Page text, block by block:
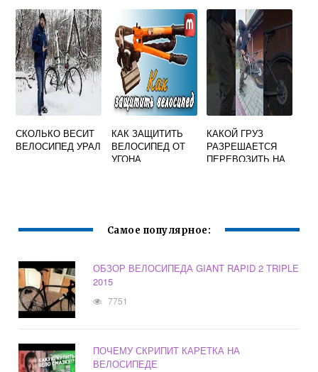
ЛУЧШЕ
СКОЛЬКО ВЕСИТ
ВЕЛОСИПЕД УРАЛ
КАК ЗАЩИТИТЬ
ВЕЛОСИПЕД ОТ
УГОНА
КАКОЙ ГРУЗ
РАЗРЕШАЕТСЯ
ПЕРЕВОЗИТЬ НА
Самое популярное:
ОБЗОР ВЕЛОСИПЕДА GIANT RAPID 2 TRIPLE
2015
7751
ПОЧЕМУ СКРИПИТ КАРЕТКА НА
ВЕЛОСИПЕДЕ